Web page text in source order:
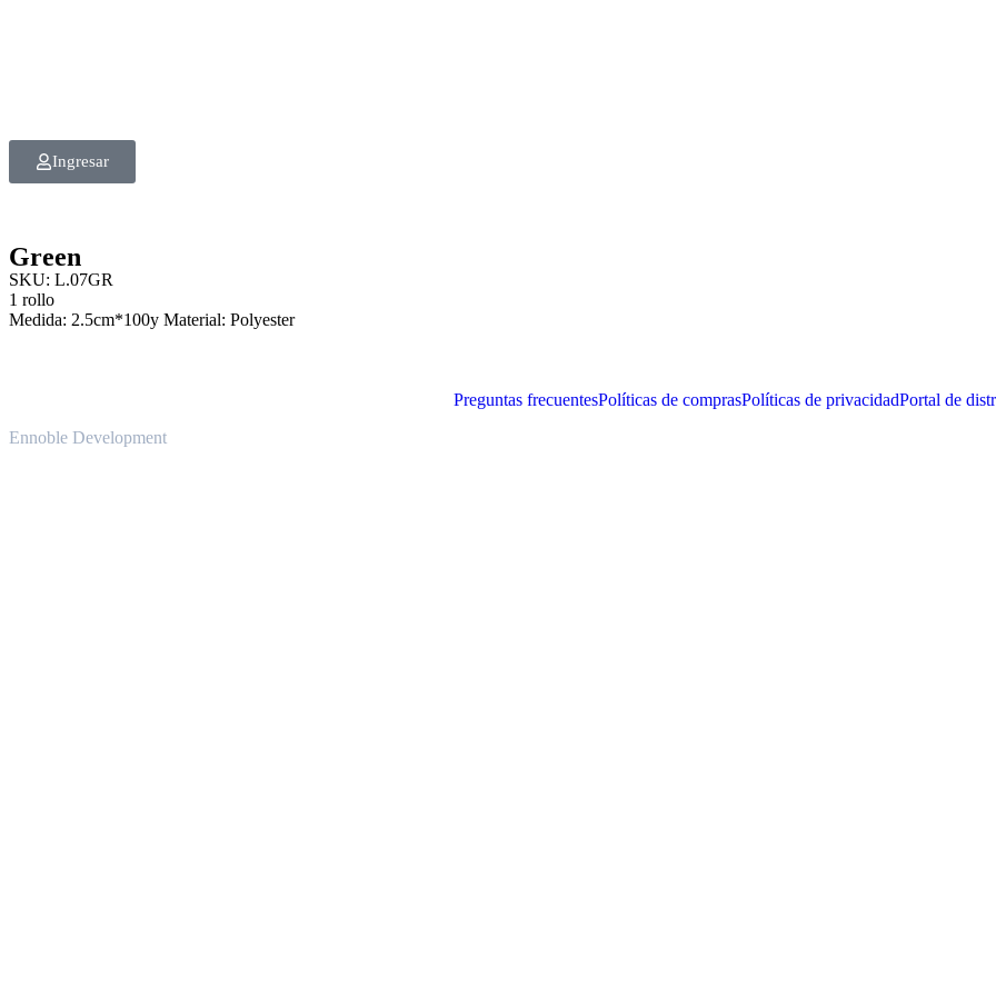
Ingresar
Green
SKU: L.07GR
1 rollo
Medida: 2.5cm*100y Material: Polyester
Preguntas frecuentesPolíticas de comprasPolíticas de privacidadPortal de
Ennoble Development